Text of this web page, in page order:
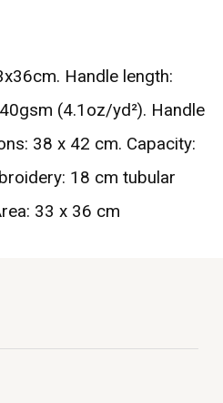
Handle length:
(4.1oz/yd²). Handle
38 x 42 cm. Capacity:
18 cm tubular
33 x 36 cm